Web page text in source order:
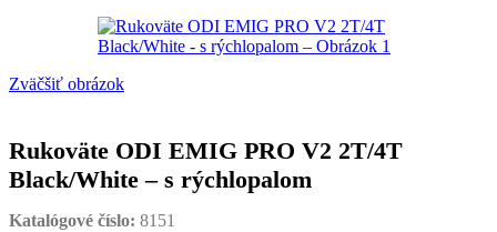
Zväčšiť obrázok
Rukoväte ODI EMIG PRO V2 2T/4T
Black/White – s rýchlopalom
Katalógové číslo: 8151